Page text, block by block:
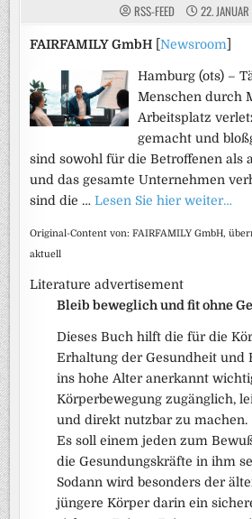
RSS-FEED 22.
FAIRFAMILY GmbH [Newsroom
Hamburg (ots) –
Menschen durch
Arbeitsplatz
gemacht und
sind sowohl für die Betroffenen als
und das gesamte Unternehmen
sind die …Lesen Sie hier weiter…
Original-Content von: FAIRFAMILY GmbH,
aktuell
Literature advertisement
Bleib beweglich und fit ohne
Dieses Buch hilft die für die
Erhaltung der Gesundheit und
ins hohe Alter anerkannt
Körperbewegung zugänglich,
und direkt nutzbar zu machen.
Es soll einem jeden zum
die Gesundungskräfte in ihm
Sodann wird besonders der
jüngere Körper darin ein